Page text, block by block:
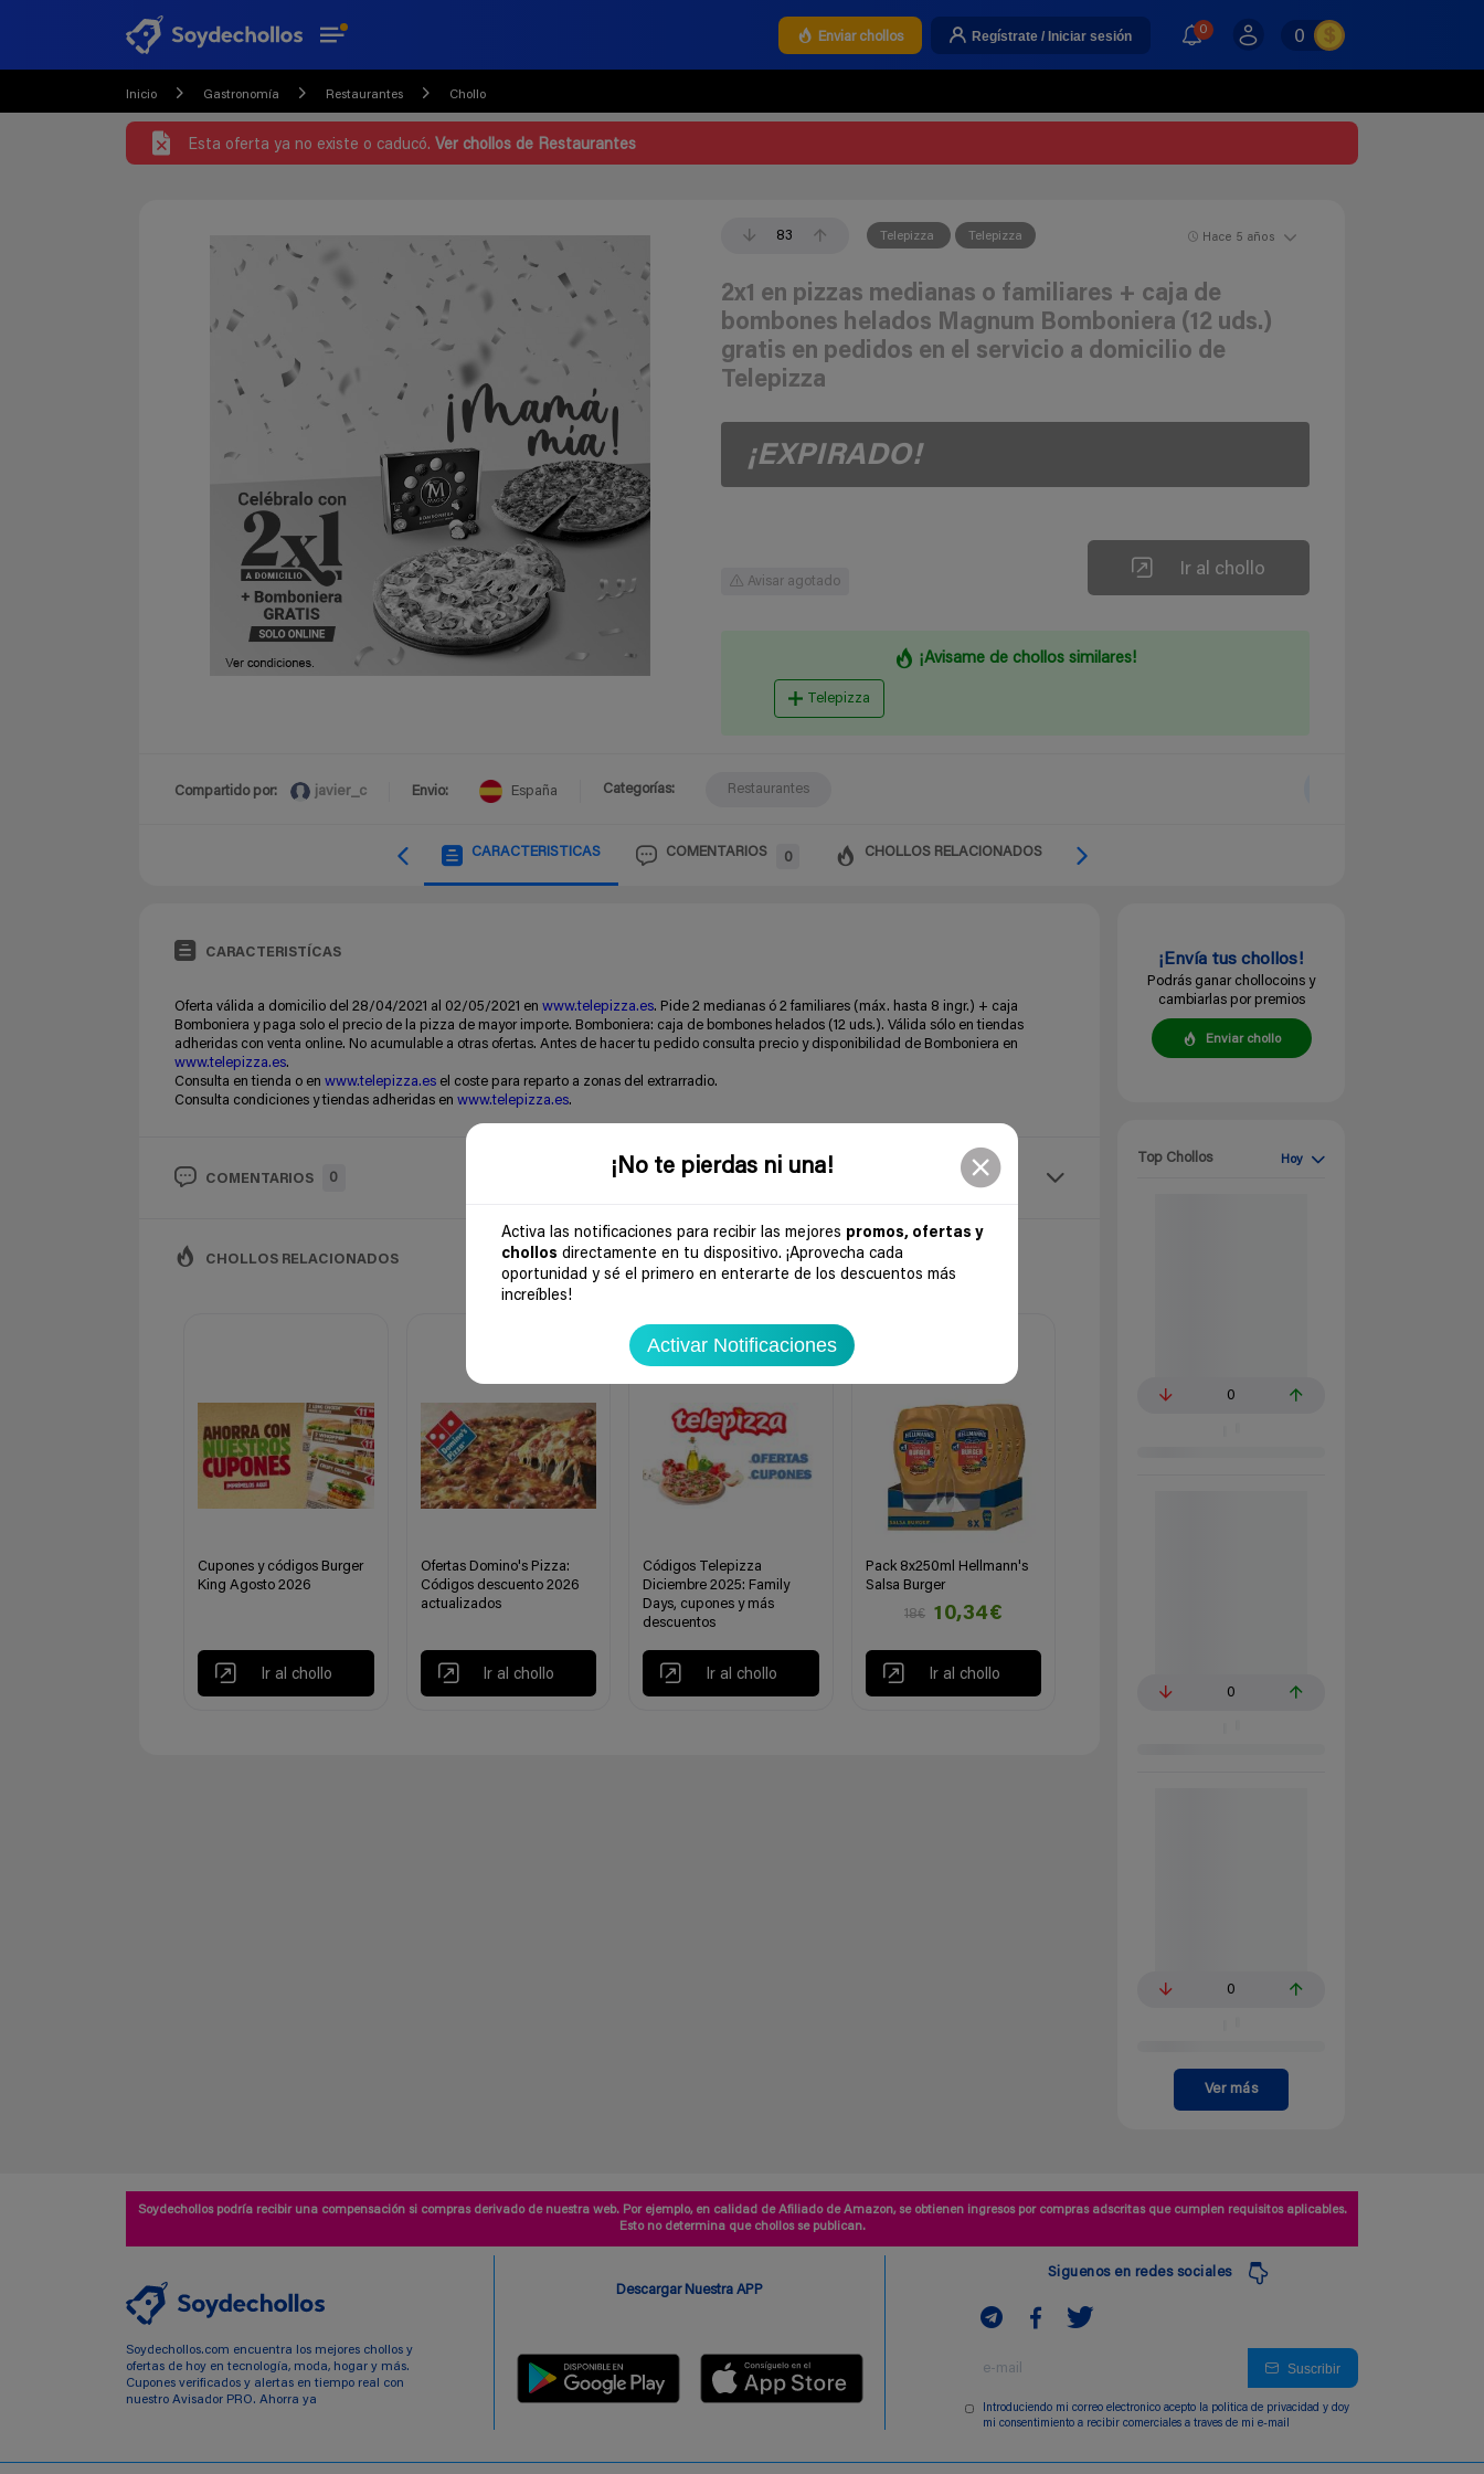
¡No te pierdas ni una!
Activa las notificaciones para recibir las mejores promos, ofertas y
chollos directamente en tu dispositivo. ¡Aprovecha cada
oportunidad y sé el primero en enterarte de los descuentos más
increíbles!
Activar Notificaciones
Enviar chollos Regístrate / Iniciar sesión 0 0
Inicio Gastronomía Restaurantes Chollo
Esta oferta ya no existe o caducó. Ver chollos de Restaurantes
83 Telepizza Telepizza Hace 5 años
2x1 en pizzas medianas o familiares + caja de
bombones helados Magnum Bomboniera (12 uds.)
gratis en pedidos en el servicio a domicilio de
Telepizza
¡EXPIRADO!
Avisar agotado
Ir al chollo
¡Avisame de chollos similares!
Telepizza
Compartido por: javier_c Envio: España Categorías: Restaurantes
CARACTERISTICAS COMENTARIOS 0 CHOLLOS RELACIONADOS
CARACTERISTÍCAS
Oferta válida a domicilio del 28/04/2021 al 02/05/2021 en www.telepizza.es. Pide 2 medianas ó 2 familiares (máx. hasta 8 ingr.) + caja
Bomboniera y paga solo el precio de la pizza de mayor importe. Bomboniera: caja de bombones helados (12 uds.). Válida sólo en tiendas
adheridas con venta online. No acumulable a otras ofertas. Antes de hacer tu pedido consulta precio y disponibilidad de Bomboniera en
www.telepizza.es.
Consulta en tienda o en www.telepizza.es el coste para reparto a zonas del extrarradio.
Consulta condiciones y tiendas adheridas en www.telepizza.es.
COMENTARIOS 0
CHOLLOS RELACIONADOS
Cupones y códigos Burger
King Agosto 2026
Ir al chollo
Ofertas Domino's Pizza:
Códigos descuento 2026
actualizados
Ir al chollo
Códigos Telepizza
Diciembre 2025: Family
Days, cupones y más
descuentos
Ir al chollo
Pack 8x250ml Hellmann's
Salsa Burger
18€
10,34€
Ir al chollo
¡Envía tus chollos!
Podrás ganar chollocoins y
cambiarlas por premios
Enviar chollo
Top Chollos Hoy
0
0
0
Ver más
Soydechollos podría recibir una compensación si compras derivado de nuestra web. Por ejemplo, en calidad de Afiliado de Amazon, se obtienen ingresos por compras adscritas que cumplen requisitos aplicables.
Esto no determina que chollos se publican.
Soydechollos.com encuentra los mejores chollos y
ofertas de hoy en tecnología, moda, hogar y más.
Cupones verificados y alertas en tiempo real con
nuestro Avisador PRO. Ahorra ya
Descargar Nuestra APP
Siguenos en redes sociales
Suscribir
Introduciendo mi correo electronico acepto la politica de privacidad y doy
mi consentimiento a recibir comerciales a traves de mi e-mail